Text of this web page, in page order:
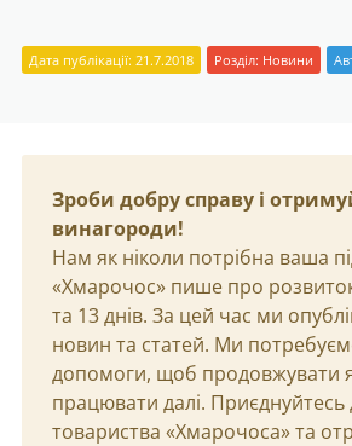
Дата публікації: 21.7.2018 Розділ: Новини
Зроби добру справу і
винагороди!
Нам як ніколи потрібна ваша
«Хмарочос» пише про розвиток
та 13 днів. За цей час ми
новин та статей. Ми
допомоги, щоб продовжувати
працювати далі.
товариства «Хмарочоса» та